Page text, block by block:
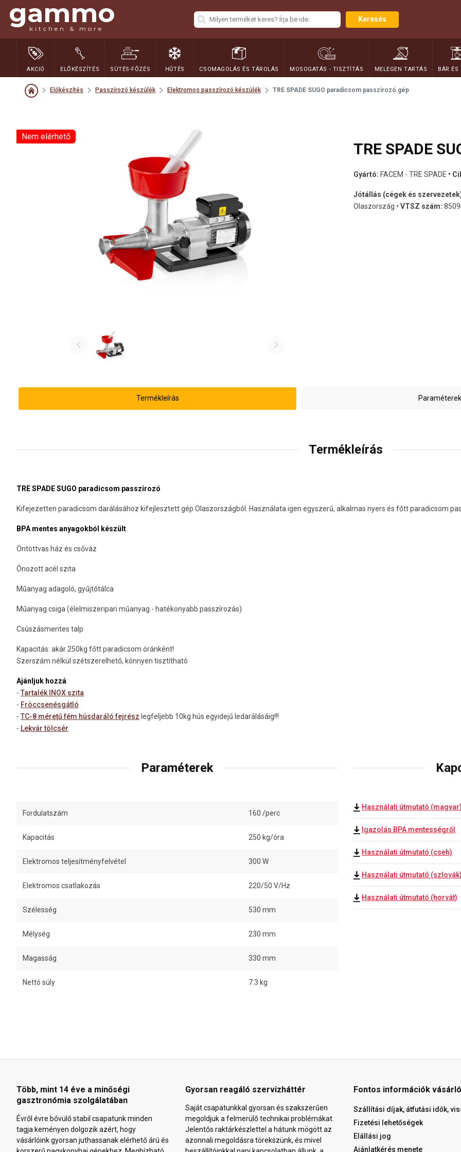
gammo
kitchen & more
Keresés
AKCIÓ ELŐKÉSZÍTÉS SÜTÉS-FŐZÉS HŰTÉS CSOMAGOLÁS ÉS TÁROLÁS MOSOGATÁS - TISZTÍTÁS MELEGEN TARTÁS BÁR ÉS
Előkészítés Passzírozó készülék Elektromos passzírozó készülék TRE SPADE SUGO paradicsom passzírozó gép
Nem elérhető
TRE SPADE
Gyártó: FACEM - TRE SPADE •
Jótállás (cégek és
Olaszország • VTSZ szám:
Termékleírás
Termékleírás
TRE SPADE SUGO paradicsom passzírozó
Kifejezetten paradicsom darálásához kifejlesztett gép Olaszországból. Használata igen egyszerű, alkalmas nyers és főtt paradicsom
BPA mentes anyagokból készült
Öntöttvas ház és csőváz
Ónozott acél szita
Műanyag adagoló, gyűjtőtálca
Műanyag csiga (élelmiszeripari műanyag - hatékonyabb passzírozás)
Csúszásmentes talp
Kapacitás: akár 250kg főtt paradicsom óránként!
Szerszám nélkül szétszerelhető, könnyen tisztítható
Ajánljuk hozzá:
- Tartalék INOX szita
- Fröccsenésgátló
- TC-8 méretű fém húsdaráló fejrész legfeljebb 10kg hús egyidejű ledarálásáig!!!
- Lekvár tölcsér
Paraméterek
Fordulatszám 160 /perc
Kapacitás 250 kg/óra
Elektromos teljesítményfelvétel 300 W
Elektromos csatlakozás 220/50 V/Hz
Szélesség 530 mm
Mélység 230 mm
Magasság 330 mm
Nettó súly 7.3 kg
Használati útmutató (magyar)
Igazolás BPA mentességről
Használati útmutató (cseh)
Használati útmutató (szlovák)
Használati útmutató (horvát)
Több, mint 14 éve a minőségi
gasztronómia szolgálatában
Évről évre bővülő stabil csapatunk minden
tagja keményen dolgozik azért, hogy
vásárlóink gyorsan juthassanak elérhető árú és
Gyorsan reagáló szervizháttér
Saját csapatunkkal gyorsan és szakszerűen
megoldjuk a felmerülő technikai problémákat.
Jelentős raktárkészlettel a hátunk mögött az
azonnali megoldásra törekszünk, és mivel
Fontos információk
Szállítási díjak, átfutási idők,
Fizetési lehetőségek
Elállási jog
Ajánlatkérés menete